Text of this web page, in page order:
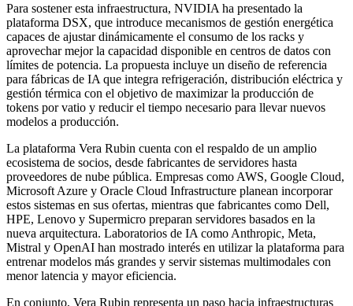
Para sostener esta infraestructura, NVIDIA ha presentado la
plataforma DSX, que introduce mecanismos de gestión energética
capaces de ajustar dinámicamente el consumo de los racks y
aprovechar mejor la capacidad disponible en centros de datos con
límites de potencia. La propuesta incluye un diseño de referencia
para fábricas de IA que integra refrigeración, distribución eléctrica y
gestión térmica con el objetivo de maximizar la producción de
tokens por vatio y reducir el tiempo necesario para llevar nuevos
modelos a producción.
La plataforma Vera Rubin cuenta con el respaldo de un amplio
ecosistema de socios, desde fabricantes de servidores hasta
proveedores de nube pública. Empresas como AWS, Google Cloud,
Microsoft Azure y Oracle Cloud Infrastructure planean incorporar
estos sistemas en sus ofertas, mientras que fabricantes como Dell,
HPE, Lenovo y Supermicro preparan servidores basados en la
nueva arquitectura. Laboratorios de IA como Anthropic, Meta,
Mistral y OpenAI han mostrado interés en utilizar la plataforma para
entrenar modelos más grandes y servir sistemas multimodales con
menor latencia y mayor eficiencia.
En conjunto, Vera Rubin representa un paso hacia infraestructuras